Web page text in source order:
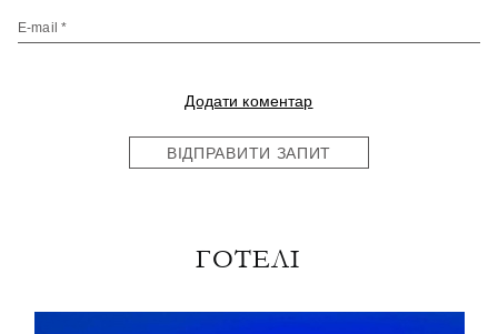
E-mail *
Додати коментар
ВІДПРАВИТИ ЗАПИТ
ГОТЕЛІ